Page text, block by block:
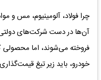
چرا فولاد، آلومینیوم، مس و
آن‌ها در دست شرکت‌های
فروخته می‌شوند، اما محصولی
خودرو، باید زیر تیغ